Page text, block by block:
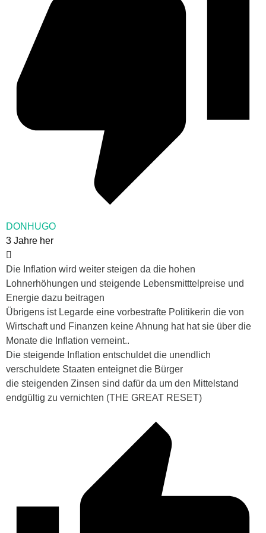
DONHUGO
3 Jahre her
Die Inflation wird weiter steigen da die hohen
Lohnerhöhungen und steigende Lebensmitttelpreise und
Energie dazu beitragen
Übrigens ist Legarde eine vorbestrafte Politikerin die von
Wirtschaft und Finanzen keine Ahnung hat hat sie über die
Monate die Inflation verneint..
Die steigende Inflation entschuldet die unendlich
verschuldete Staaten enteignet die Bürger
die steigenden Zinsen sind dafür da um den Mittelstand
endgültig zu vernichten (THE GREAT RESET)